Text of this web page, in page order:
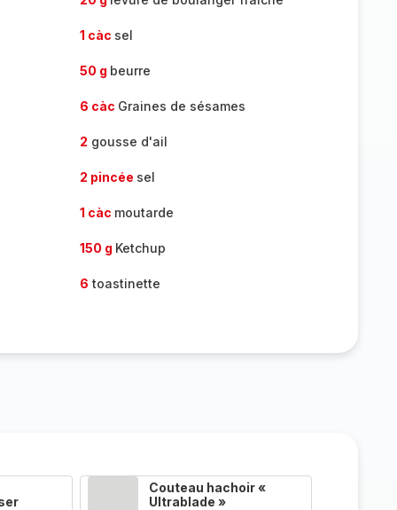
1 càc sel
50 g beurre
6 càc Graines de sésames
2 gousse d'ail
2 pincée sel
1 càc moutarde
150 g Ketchup
6 toastinette
Couteau hachoir «
Ultrablade »